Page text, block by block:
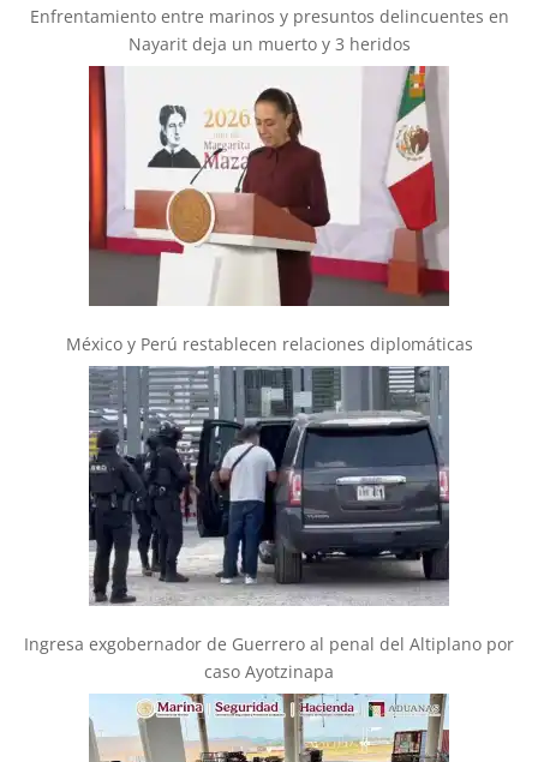
Enfrentamiento entre marinos y presuntos delincuentes en
Nayarit deja un muerto y 3 heridos
México y Perú restablecen relaciones diplomáticas
Ingresa exgobernador de Guerrero al penal del Altiplano por
caso Ayotzinapa